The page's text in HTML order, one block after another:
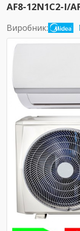
AF8-12N1C2-I/
Виробник: